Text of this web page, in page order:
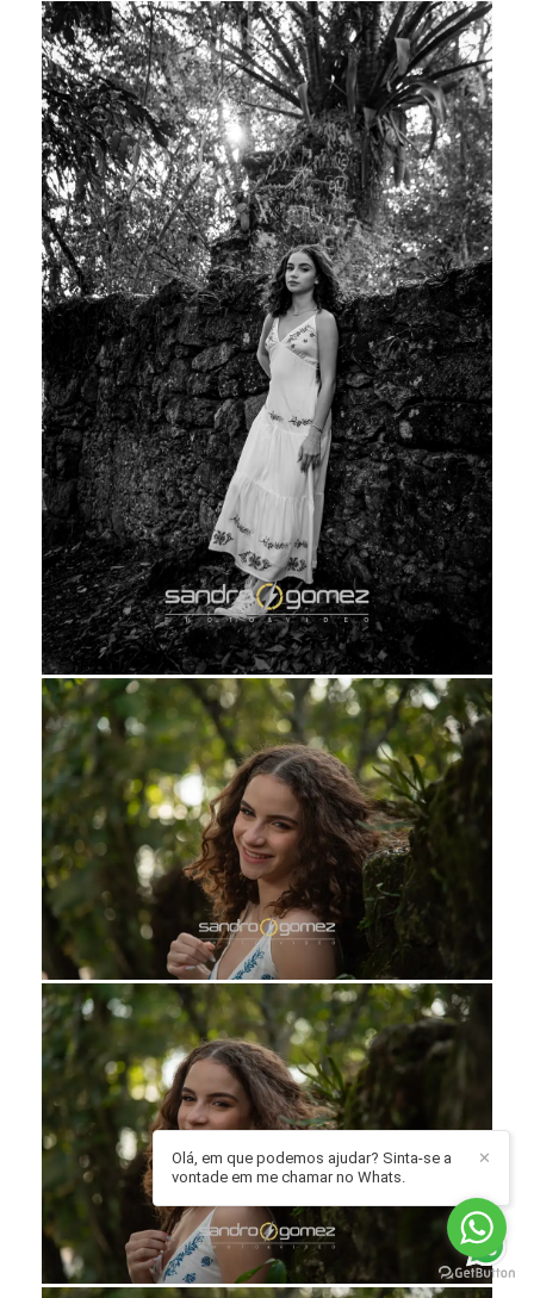
✕
Olá, em que podemos ajudar? Sinta-se a
vontade em me chamar no Whats.